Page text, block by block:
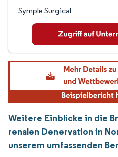
Symple Surgical
Weitere Einblicke in die
renalen Denervation in
unserem umfassenden